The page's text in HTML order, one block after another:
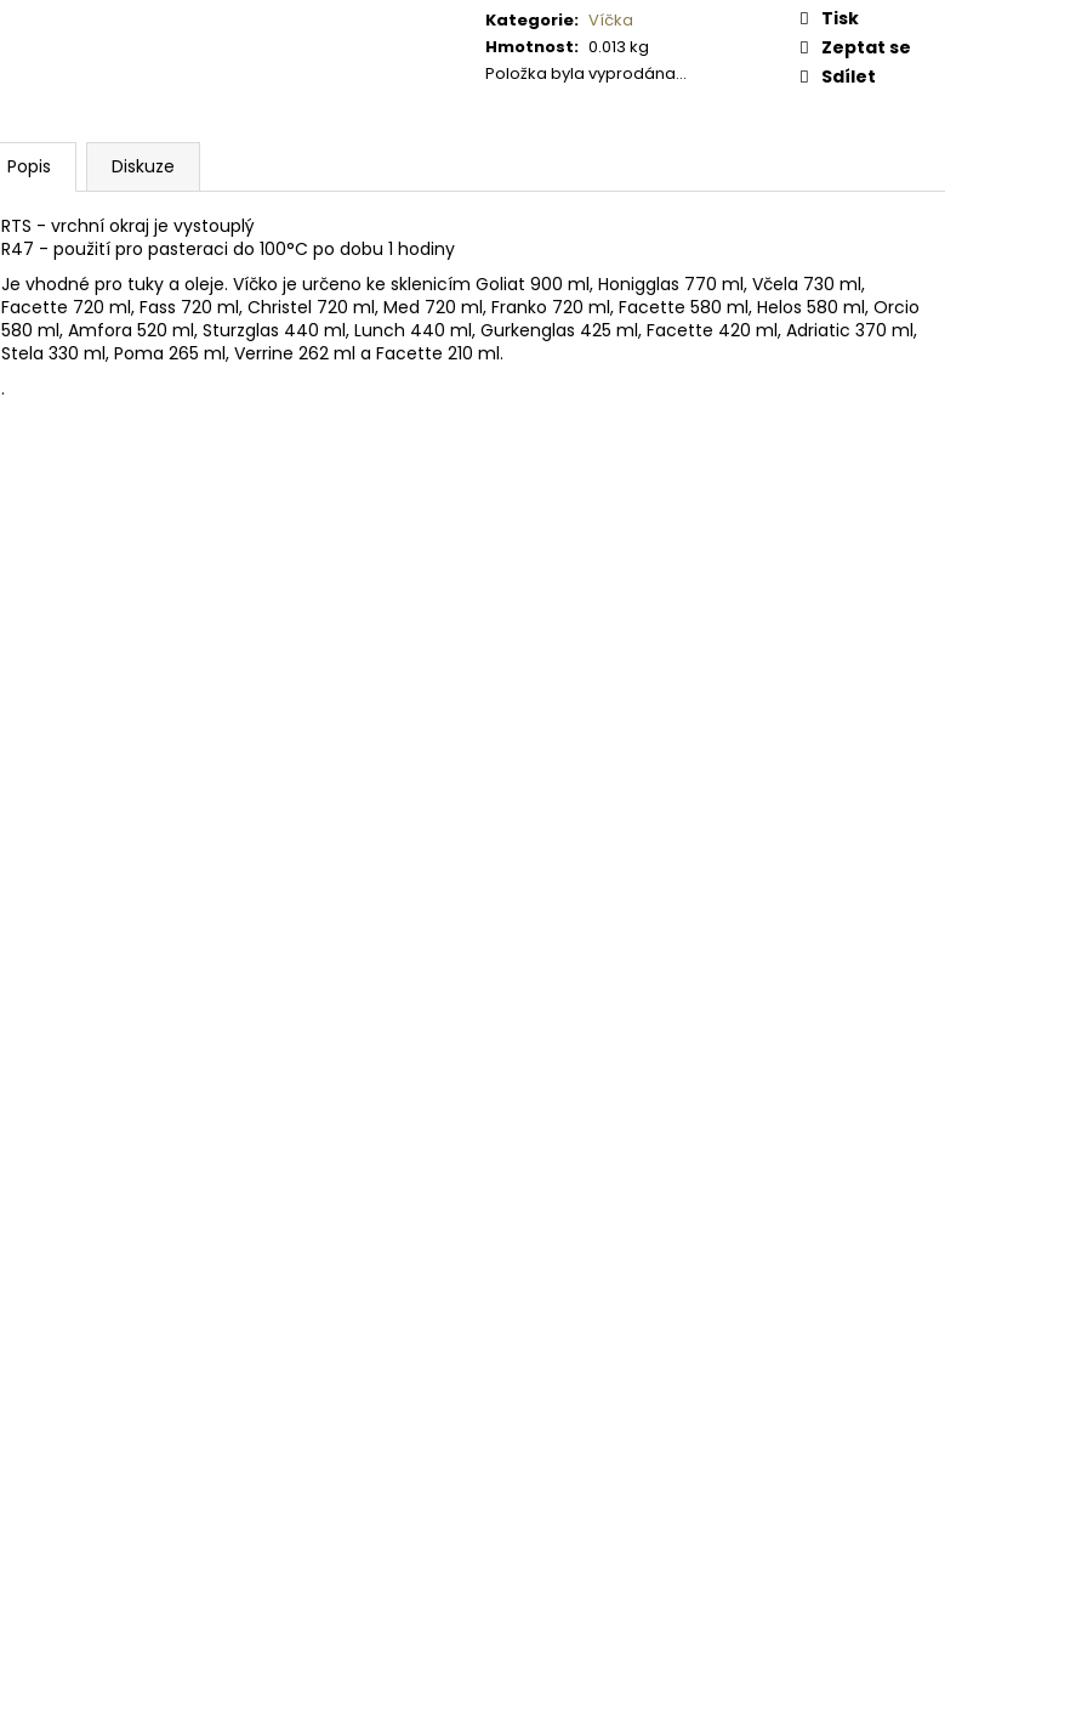
cena:
Kategorie: Víčka
Hmotnost: 0.013 kg
Položka byla vyprodána…
Tisk
Zeptat se
Sdílet
Popis Diskuze
RTS - vrchní okraj je vystouplý
R47 - použití pro pasteraci do 100°C po dobu 1 hodiny
Je vhodné pro tuky a oleje. Víčko je určeno ke sklenicím Goliat 900 ml, Honigglas 770 ml, Včela 730 ml,
Facette 720 ml, Fass 720 ml, Christel 720 ml, Med 720 ml, Franko 720 ml, Facette 580 ml, Helos 580 ml, Orcio
580 ml, Amfora 520 ml, Sturzglas 440 ml, Lunch 440 ml, Gurkenglas 425 ml, Facette 420 ml, Adriatic 370 ml,
Stela 330 ml, Poma 265 ml, Verrine 262 ml a Facette 210 ml.
.